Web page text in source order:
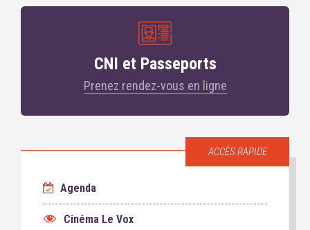
CNI et Passeports
Prenez rendez-vous en ligne
ACCÈS RAPIDE
Agenda
Cinéma Le Vox